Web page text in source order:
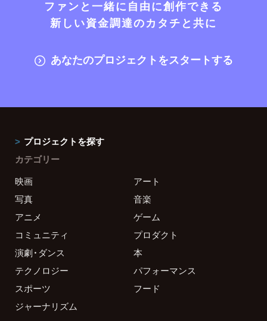
ファンと一緒に自由に創作できる
新しい資金調達のカタチと共に
あなたのプロジェクトをスタートする
プロジェクトを探す
カテゴリー
映画
アート
写真
音楽
アニメ
ゲーム
コミュニティ
プロダクト
演劇・ダンス
本
テクノロジー
パフォーマンス
スポーツ
フード
ジャーナリズム